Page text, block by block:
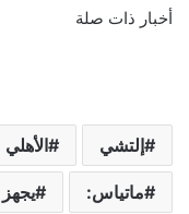
أخبار ذات صلة
إلتشي الأهلي
ماتياس: يجهز